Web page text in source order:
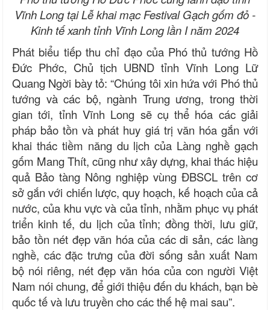
Vĩnh Long tại Lễ khai mạc Festival Gạch gốm đỏ -
Kinh tế xanh tỉnh Vĩnh Long lần I năm 2024
Phát biểu tiếp thu chỉ đạo của Phó thủ tướng Hồ
Đức Phớc, Chủ tịch UBND tỉnh Vĩnh Long Lữ
Quang Ngời bày tỏ: “Chúng tôi xin hứa với Phó thủ
tướng và các bộ, ngành Trung ương, trong thời
gian tới, tỉnh Vĩnh Long sẽ cụ thể hóa các giải
pháp bảo tồn và phát huy giá trị văn hóa gắn với
khai thác tiềm năng du lịch của Làng nghề gạch
gốm Mang Thít, cũng như xây dựng, khai thác hiệu
quả Bảo tàng Nông nghiệp vùng ĐBSCL trên cơ
sở gắn với chiến lược, quy hoạch, kế hoạch của cả
nước, của khu vực và của tỉnh, nhằm phục vụ phát
triển kinh tế, du lịch của tỉnh; đồng thời, lưu giữ,
bảo tồn nét đẹp văn hóa của các di sản, các làng
nghề, các đặc trưng của đời sống sản xuất Nam
bộ nói riêng, nét đẹp văn hóa của con người Việt
Nam nói chung, để giới thiệu đến du khách, bạn bè
quốc tế và lưu truyền cho các thế hệ mai sau”.